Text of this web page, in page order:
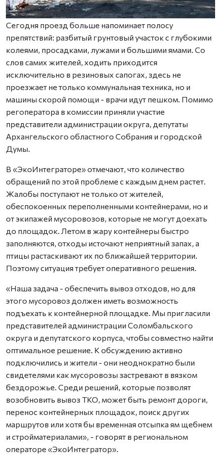
Сегодня проезд больше напоминает полосу
препятствий: разбитый грунтовый участок с глубокими
колеями, просадками, лужами и большими ямами. Со
слов самих жителей, ходить приходится
исключительно в резиновых сапогах, здесь не
проезжает не только коммунальная техника, но и
машины скорой помощи - врачи идут пешком. Помимо
регоператора в комиссии приняли участие
представители администрации округа, депутаты
Архангельского областного Собрания и городской
Думы.
В «ЭкоИнтеграторе» отмечают, что количество
обращений по этой проблеме с каждым днем растет.
Жалобы поступают не только от жителей,
обеспокоенных переполненными контейнерами, но и
от экипажей мусоровозов, которые не могут доехать
до площадок. Летом в жару контейнеры быстро
заполняются, отходы источают неприятный запах, а
птицы растаскивают их по ближайшей территории.
Поэтому ситуация требует оперативного решения.
«Наша задача - обеспечить вывоз отходов, но для
этого мусоровоз должен иметь возможность
подъехать к контейнерной площадке. Мы пригласили
представителей администрации Соломбальского
округа и депутатского корпуса, чтобы совместно найти
оптимальное решение. К обсуждению активно
подключились и жители - они неоднократно были
свидетелями как мусоровозы застревают в вязком
бездорожье. Среди решений, которые позволят
возобновить вывоз ТКО, может быть ремонт дороги,
перенос контейнерных площадок, поиск других
маршрутов или хотя бы временная отсыпка ям щебнем
и стройматериалами», - говорят в региональном
операторе «ЭкоИнтегратор».